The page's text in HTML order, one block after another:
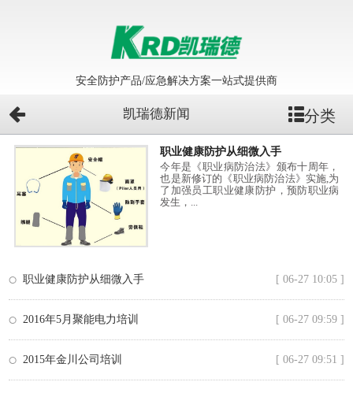
安全防护产品/应急解决方案一站式提供商
凯瑞德新闻 分类
职业健康防护从细微入手
今年是《职业病防治法》颁布十周年，
也是新修订的《职业病防治法》实施,为
了加强员工职业健康防护，预防职业病
发生，...
职业健康防护从细微入手 [ 06-27 10:05 ]
2016年5月聚能电力培训 [ 06-27 09:59 ]
2015年金川公司培训 [ 06-27 09:51 ]